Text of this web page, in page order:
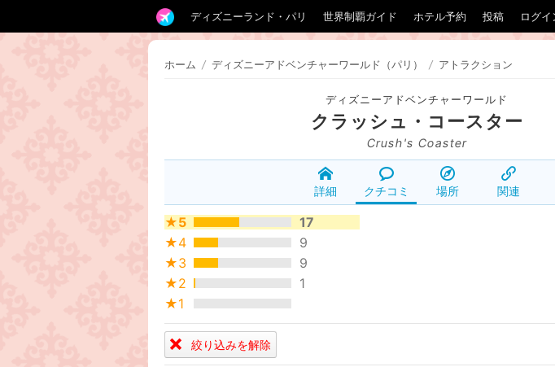
ディズニーランド・パリ 世界制覇ガイド ホテル予約 投稿 ログイ
ホーム / ディズニーアドベンチャーワールド（パリ） / アトラクション
ディズニーアドベンチャーワールド
クラッシュ・コースター
Crush's Coaster
詳細 クチコミ 場所 関連
★5
17
★4
9
★3
9
★2
1
★1
絞り込みを解除